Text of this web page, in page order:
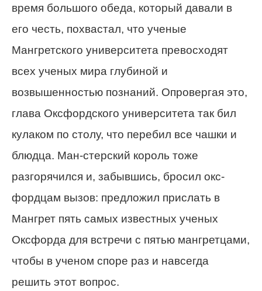
время большого обеда, который давали в
его честь, похвастал, что ученые
Мангретского университета превосходят
всех ученых мира глубиной и
возвышенностью познаний. Опровергая это,
глава Оксфордского университета так бил
кулаком по столу, что перебил все чашки и
блюдца. Ман-стерский король тоже
разгорячился и, забывшись, бросил окс-
фордцам вызов: предложил прислать в
Мангрет пять самых известных ученых
Оксфорда для встречи с пятью мангретцами,
чтобы в ученом споре раз и навсегда
решить этот вопрос.